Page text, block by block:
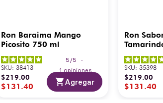
Ron Baraima Mango
Picosito 750 ml
5 /5
-
1 opiniones
SKU: 38413
$219.00
$131 .40 Agregar
Ron
SKU: 35398
$219.00
$131 .40